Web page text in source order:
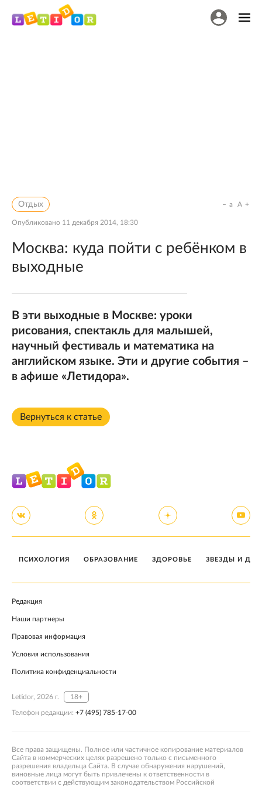
Отдых
Опубликовано 11 декабря 2014, 18:30
a A
Москва: куда пойти с ребёнком в
выходные
В эти выходные в Москве: уроки
рисования, спектакль для малышей,
научный фестиваль и математика на
английском языке. Эти и другие события –
в афише «Летидора».
Вернуться к статье
ПСИХОЛОГИЯ ОБРАЗОВАНИЕ ЗДОРОВЬЕ ЗВЕЗДЫ И
Редакция
Наши партнеры
Правовая информация
Условия использования
Политика конфиденциальности
Letidor, 2026 г. 18+
Телефон редакции: +7 (495) 785-17-00
Все права защищены. Полное или частичное копирование материалов
Сайта в коммерческих целях разрешено только с письменного
разрешения владельца Сайта. В случае обнаружения нарушений,
виновные лица могут быть привлечены к ответственности в
соответствии с действующим законодательством Российской